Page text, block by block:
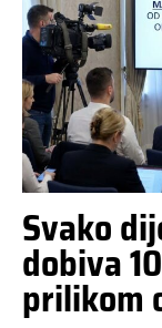
Svako
dobiva
prilikom